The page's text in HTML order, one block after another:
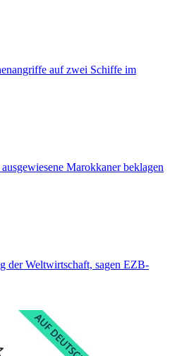
auf zwei Schiffe im
Marokkaner beklagen
der Weltwirtschaft, sagen EZB-